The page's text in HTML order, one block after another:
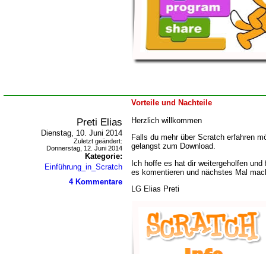
Vorteile und Nachteile
Preti Elias
Dienstag, 10. Juni 2014
Zuletzt geändert:
Donnerstag, 12. Juni 2014
Kategorie:
Einführung_in_Scratch
4 Kommentare
Herzlich willkommen
Falls du mehr über Scratch erfahren
gelangst zum Download.
Ich hoffe es hat dir weitergeholfen und
es komentieren und nächstes Mal
LG Elias Preti